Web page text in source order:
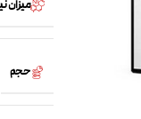
میزان
حجم